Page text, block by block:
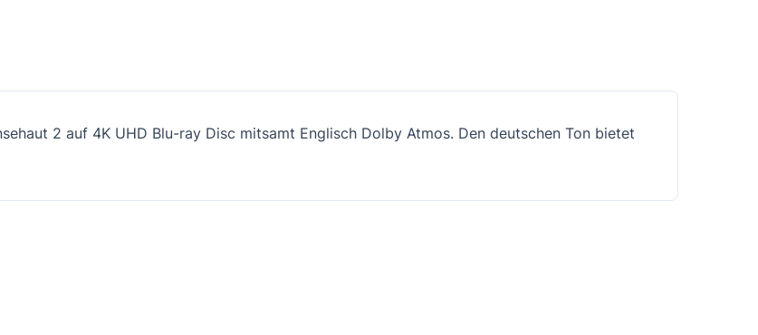
2 auf 4K UHD Blu-ray Disc mitsamt Englisch Dolby Atmos. Den deutschen Ton bietet